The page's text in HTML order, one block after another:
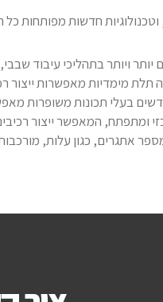
חדשות מפותחות כל
ויותר בתהליכי עיבוד שבבי,
תלת מימדיות מאפשרות ייצור
בעלי תכונות משופרות
המאפשר ייצור רכיבים
אתגרים, כגון עלות,